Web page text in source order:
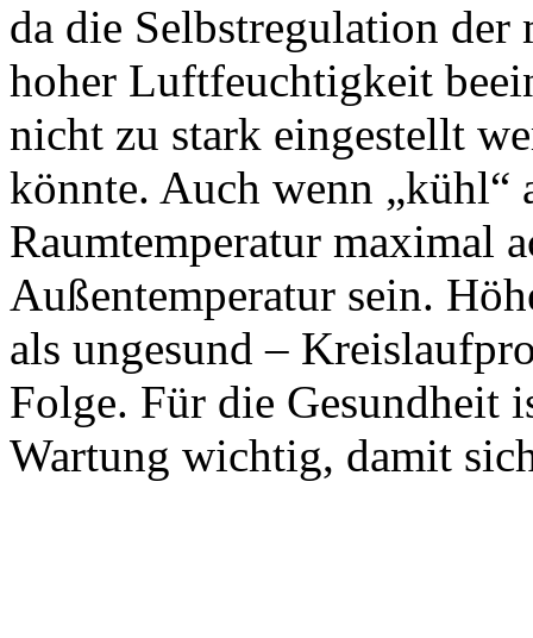
da die Selbstregulation
hoher Luftfeuchtigkeit
nicht zu stark eingestellt
könnte. Auch wenn „kühl“
Raumtemperatur maximal
Außentemperatur sein.
als ungesund –
Folge. Für die Gesundheit
Wartung wichtig, damit